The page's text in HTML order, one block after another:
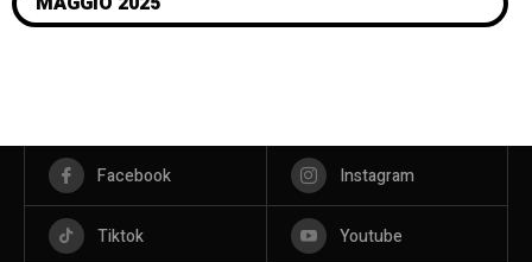
Facebook Instagram
Tiktok Youtube